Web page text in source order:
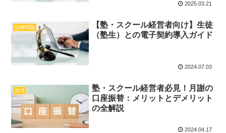
2025.03.21
法律問題
【塾・スクール経営者向け】生徒
（塾生）との電子契約導入ガイド
2024.07.03
決済
塾・スクール経営者必見！月謝の
口座振替：メリットとデメリット
の全解説
2024.04.17